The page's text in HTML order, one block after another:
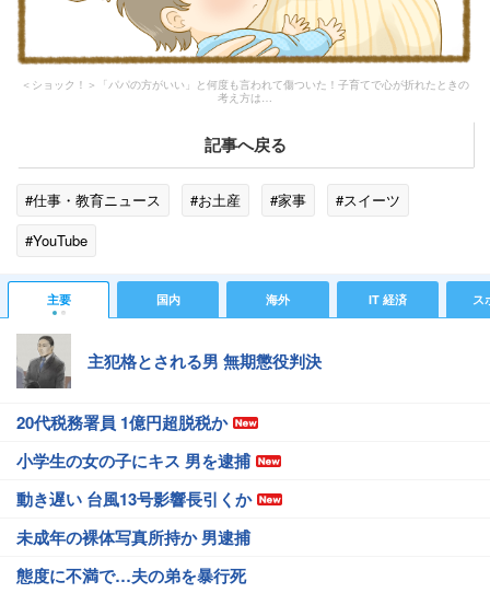
＜ショック！＞「パパの方がいい」と何度も言われて傷ついた！子育てで心が折れたときの
考え方は…
記事へ戻る
#仕事・教育ニュース #お土産 #家事
#スイーツ
#YouTube
主要 国内 海外 IT 経済 ス
主犯格とされる男 無期懲役判決
20代税務署員 1億円超脱税か
小学生の女の子にキス 男を逮捕
動き遅い 台風13号影響長引くか
未成年の裸体写真所持か 男逮捕
態度に不満で…夫の弟を暴行死